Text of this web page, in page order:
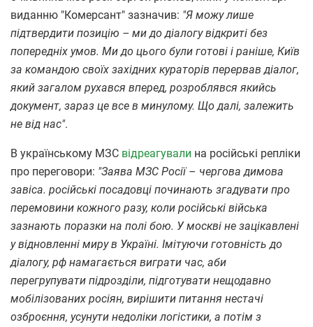
виданню "Комерсант" зазначив: "Я можу лише
підтвердити позицію – ми до діалогу відкриті без
попередніх умов. Ми до цього були готові і раніше, Київ
за командою своїх західних кураторів перервав діалог,
який загалом рухався вперед, розроблявся якийсь
документ, зараз це все в минулому. Що далі, залежить
не від нас".
В українському МЗС відреагували на російські репліки
про переговори: "Заява МЗС Росії– чергова димова
завіса. російські посадовці починають згадувати про
перемовини кожного разу, коли російські війська
зазнають поразки на полі бою. У москві не зацікавлені
у відновленні миру в Україні. Імітуючи готовність до
діалогу, рф намагається виграти час, аби
перегрупувати підрозділи, підготувати нещодавно
мобілізованих росіян, вирішити питання нестачі
озброєння, усунути недоліки логістики, а потім з